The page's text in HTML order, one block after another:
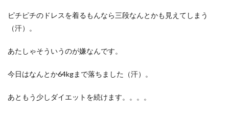
ピチピチのドレスを着るもんなら三段なんとかも見えてしまう
（汗）。
あたしゃそういうのが嫌なんです。
今日はなんとか64kgまで落ちました（汗）。
あともう少しダイエットを続けます。。。。